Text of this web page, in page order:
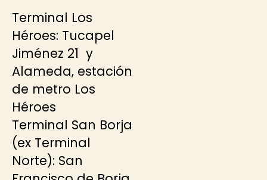
Terminal Los
Héroes: Tucapel
Jiménez 21 y
Alameda, estación
de metro Los
Héroes
Terminal San Borja
(ex Terminal
Norte): San